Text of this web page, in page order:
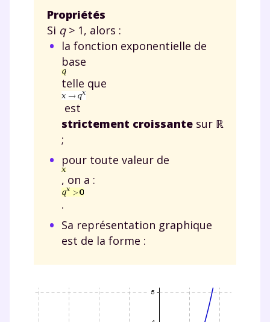
Propriétés
Si q> 1, alors :
la fonction exponentielle de
base
telle que
est
strictement croissante sur ℝ
;
pour toute valeur de
, on a :
.
Sa représentation graphique
est de la forme :